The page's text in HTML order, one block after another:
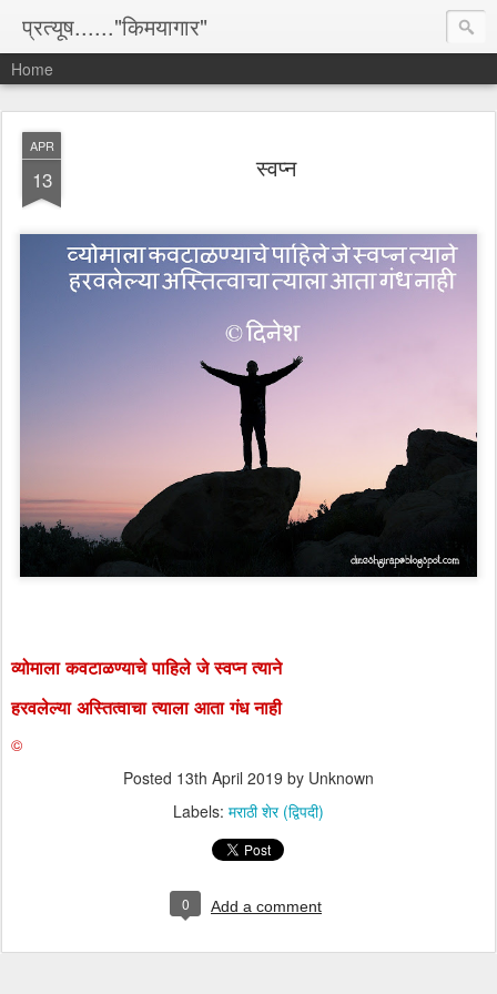
प्रत्यूष......"किमयागार"
Home
APR
13 स्वप्न
व्योमाला कवटाळण्याचे पाहिले जे स्वप्न त्याने
हरवलेल्या अस्तित्वाचा त्याला आता गंध नाही
©
Posted 13th April 2019 by Unknown
Labels: मराठी शेर (द्विपदी)
0 Add a comment